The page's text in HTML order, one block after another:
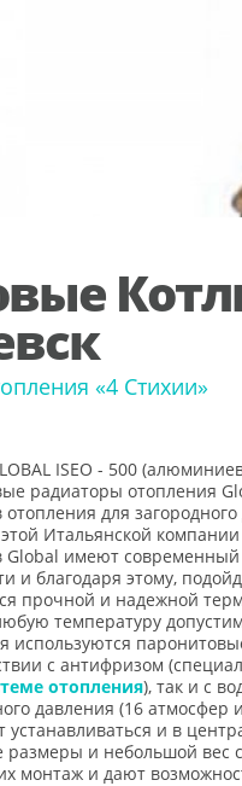
«4 Стихии»
ISEO - 500
радиаторы отопления
отопления для
Итальянской
Global имеют современный
и благодаря этому,
прочной и надежной
температуру
используются
с антифризом
отопления), так и с
давления (16
устанавливаться и в
размеры и небольшой вес
монтаж и дают